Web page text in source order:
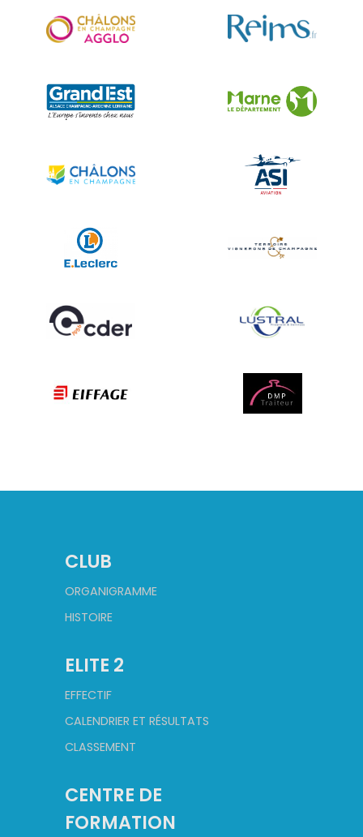
CLUB
ORGANIGRAMME
HISTOIRE
ELITE 2
EFFECTIF
CALENDRIER ET RÉSULTATS
CLASSEMENT
CENTRE DE
FORMATION